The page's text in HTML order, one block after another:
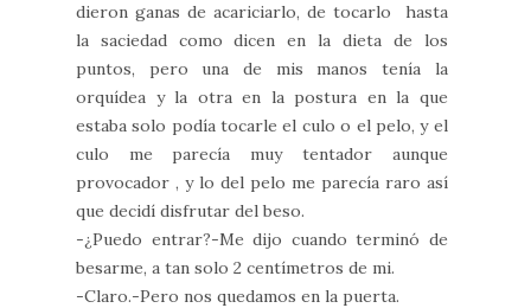
dieron ganas de acariciarlo, de tocarlo hasta
la saciedad como dicen en la dieta de los
puntos, pero una de mis manos tenía la
orquídea y la otra en la postura en la que
estaba solo podía tocarle el culo o el pelo, y el
culo me parecía muy tentador aunque
provocador , y lo del pelo me parecía raro así
que decidí disfrutar del beso.
-¿Puedo entrar?-Me dijo cuando terminó de
besarme, a tan solo 2 centímetros de mi.
-Claro.-Pero nos quedamos en la puerta.